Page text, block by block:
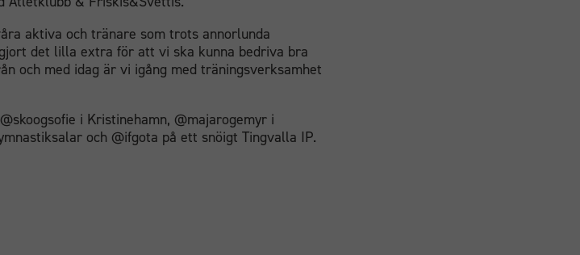
aktiva och tränare som trots annorlunda
det lilla extra för att vi ska kunna bedriva bra
och med idag är vi igång med träningsverksamhet
i Kristinehamn, @majarogemyr i
och @ifgota på ett snöigt Tingvalla IP.